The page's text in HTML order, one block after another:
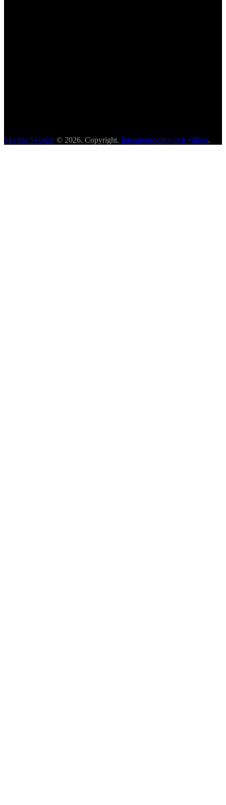
Skydda Skogen © 2026. Copyright. Integritetspolicy och villkor.